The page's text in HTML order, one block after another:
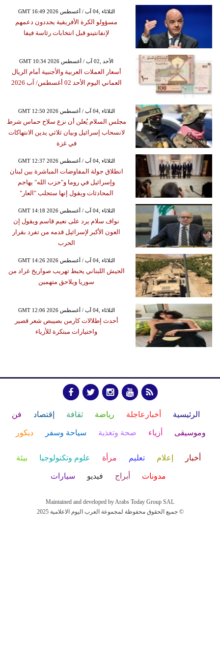
GMT 16:49 2026 الثلاثاء ,04 آب / أغسطس
مسؤولو الكرة الأفريقية يجددون دعمهم
لإنفانتينو قبل انتخابات رئاسة فيفا
GMT 10:34 2026 الأحد ,02 آب / أغسطس
أسعار العملات العربية والأجنبية أمام الريال
العماني اليوم الأحد 02 أغسطس/ آب 2026
GMT 12:50 2026 الثلاثاء ,04 آب / أغسطس
مجلس السلام يُعلن أن نزع سلاح حماس شرط
لانسحاب إسرائيل وبيان ثلاثي يدين الانتهاكات
في غزة
GMT 12:37 2026 الثلاثاء ,04 آب / أغسطس
انطلاق جولة المفاوضات المباشرة بين لبنان
وإسرائيل في روما و"حزب الله" يهاجم
المحادثات ويقول إنها ستجلب "العار"
GMT 14:18 2026 الثلاثاء ,04 آب / أغسطس
نواف سلام يرد على نعيم قاسم ويقول إن
العون الأكبر لإسرائيل قدمه من تفرد بقرار
الحرب
GMT 14:26 2026 الثلاثاء ,04 آب / أغسطس
الجيش اللبناني يحبط تهريب صواريخ غراد من
سوريا ويلاحق متهمين
GMT 12:06 2026 الثلاثاء ,04 آب / أغسطس
أحدث إطلالات كارمن بصيبص شعر قصير
واختيارات مبتكرة للأزياء
الرئيسية أخبارعاجلة رياضة ثقافة إقتصاد فن
وموسيقى أزياء صحة وتغذية سياحة وسفر ديكور
أخبار إعلام تعليم مرأة علوم وتكنولوجيا بيئة
مدونات أبراج فيديو سيارات
Maintained and developed by Arabs Today Group SAL
جميع الحقوق محفوظة لمجموعة العرب اليوم الاعلامية 2025 ©